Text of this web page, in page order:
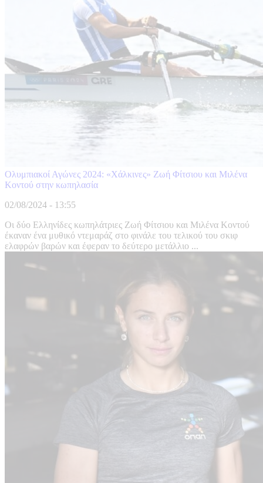
Ολυμπιακοί Αγώνες 2024: «Χάλκινες» Ζωή Φίτσιου και Μιλένα
Κοντού στην κωπηλασία
02/08/2024 - 13:55
Οι δύο Ελληνίδες κωπηλάτριες Ζωή Φίτσιου και Μιλένα Κοντού
έκαναν ένα μυθικό ντεμαράζ στο φινάλε του τελικού του σκιφ
ελαφρών βαρών και έφεραν το δεύτερο μετάλλιο ...